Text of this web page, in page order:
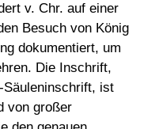
v. Chr. auf einer
Besuch von König
dokumentiert, um
Die Inschrift,
Säuleninschrift, ist
von großer